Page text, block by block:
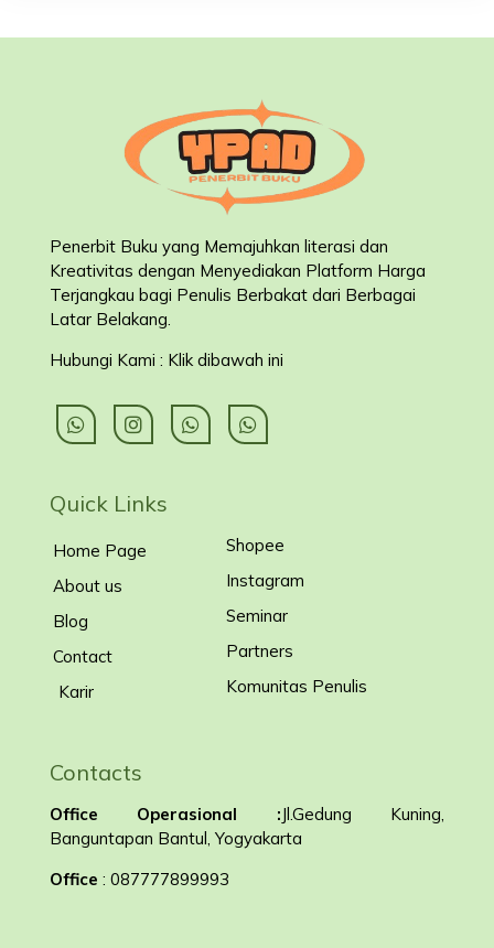
Penerbit Buku yang Memajuhkan literasi dan
Kreativitas dengan Menyediakan Platform Harga
Terjangkau bagi Penulis Berbakat dari Berbagai
Latar Belakang.
Hubungi Kami : Klik dibawah ini
Quick Links
Home Page
About us
Blog
Contact
Karir
Shopee
Instagram
Seminar
Partners
Komunitas Penulis
Contacts
Office Operasional :Jl.Gedung Kuning,
Banguntapan Bantul, Yogyakarta
Office : 087777899993